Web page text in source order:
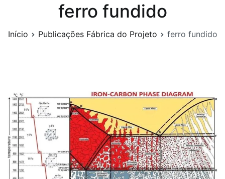
ferro fundido
Início Publicações Fábrica do Projeto ferro fundido